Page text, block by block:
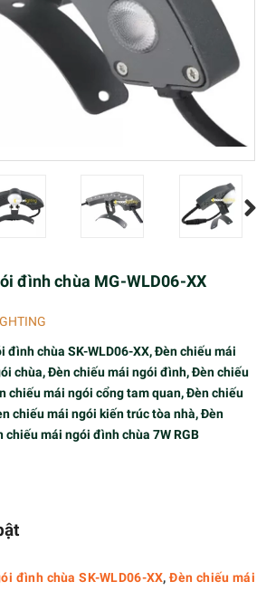
đình chùa MG-WLD06-XX
đình chùa SK-WLD06-XX, Đèn chiếu mái
chùa, Đèn chiếu mái ngói đình, Đèn chiếu
chiếu mái ngói cổng tam quan, Đèn chiếu
chiếu mái ngói kiến trúc tòa nhà, Đèn
chiếu mái ngói đình chùa 7W RGB
đình chùa SK-WLD06-XX,Đèn chiếu mái